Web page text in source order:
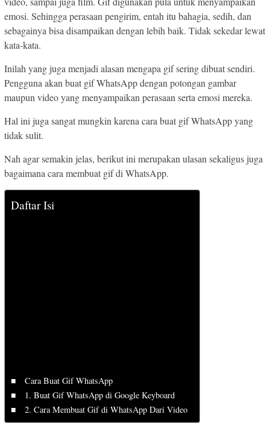
emosi. Sehingga perasaan pengirim, entah itu bahagia, sedih, dan
sebagainya bisa disampaikan dengan lebih baik. Tidak sekedar lewat
kata-kata.
Inilah yang juga menjadi alasan mengapa gif sering dibuat sendiri.
Pengguna akan buat gif WhatsApp dengan potongan gambar
maupun video yang menyampaikan perasaan serta emosi mereka.
Hal ini juga sangat mungkin karena cara buat gif WhatsApp yang
tidak sulit.
Nah agar semakin jelas, berikut ini merupakan ulasan sekaligus juga
bagaimana cara membuat gif di WhatsApp.
Daftar Isi
Cara Buat Gif WhatsApp
1. Buat Gif WhatsApp di Google Keyboard
2. Cara Membuat Gif di WhatsApp Dari Video